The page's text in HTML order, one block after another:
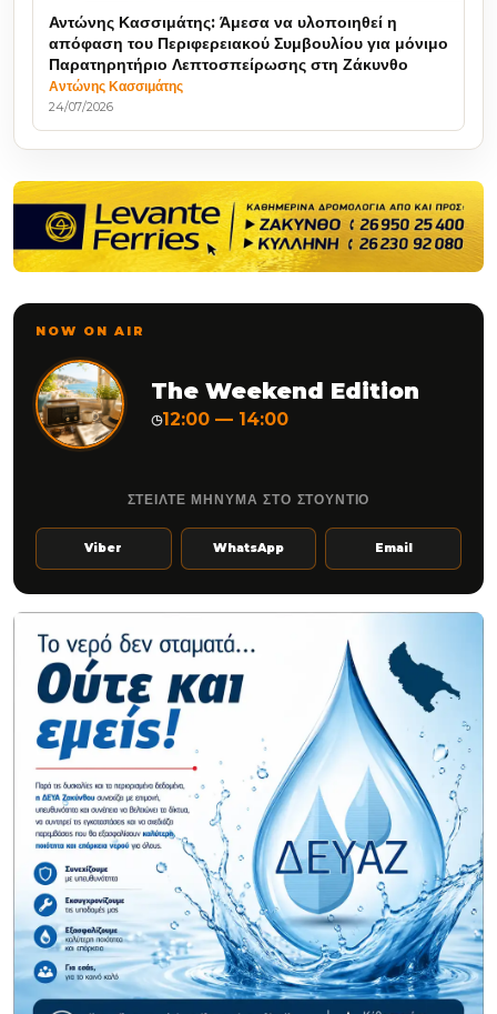
Αντώνης Κασσιμάτης: Άμεσα να υλοποιηθεί η
απόφαση του Περιφερειακού Συμβουλίου για μόνιμο
Παρατηρητήριο Λεπτοσπείρωσης στη Ζάκυνθο
Αντώνης Κασσιμάτης
24/07/2026
NOW ON AIR
The Weekend Edition
◷12:00 — 14:00
ΣΤΕΙΛΤΕ ΜΗΝΥΜΑ ΣΤΟ ΣΤΟΥΝΤΙΟ
Viber WhatsApp Email